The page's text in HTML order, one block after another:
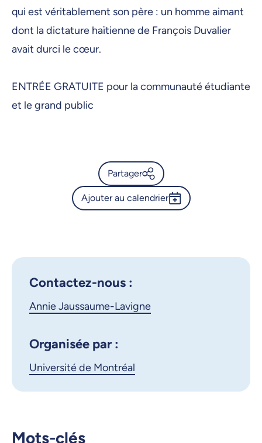
qui est véritablement son père : un homme aimant
dont la dictature haïtienne de François Duvalier
avait durci le cœur.
ENTRÉE GRATUITE pour la communauté étudiante
et le grand public
Partager
Calendrier de l’Université de
X.com
Ajouter au calendrier
Contactez-nous :
Annie Jaussaume-Lavigne
Organisée par :
Université de Montréal
Mots-clés